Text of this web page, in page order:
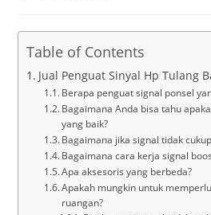
Table of Contents
Jual Penguat Sinyal Hp Tulang
Berapa penguat signal ponsel
Bagaimana Anda bisa tahu
yang baik?
Bagaimana jika signal tidak
Bagaimana cara kerja signal
Apa aksesoris yang berbeda?
Apakah mungkin untuk
ruangan?